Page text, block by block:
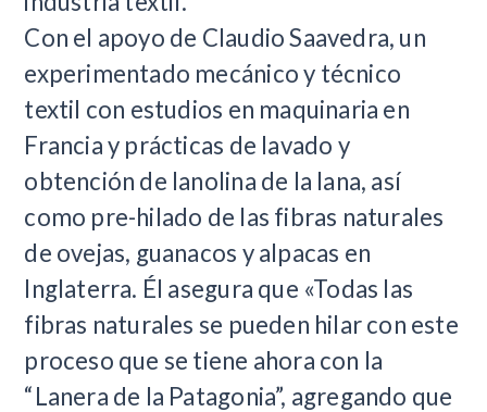
Con el apoyo de Claudio Saavedra, un
experimentado mecánico y técnico
textil con estudios en maquinaria en
Francia y prácticas de lavado y
obtención de lanolina de la lana, así
como pre-hilado de las fibras naturales
de ovejas, guanacos y alpacas en
Inglaterra. Él asegura que «Todas las
fibras naturales se pueden hilar con este
proceso que se tiene ahora con la
“Lanera de la Patagonia”, agregando que